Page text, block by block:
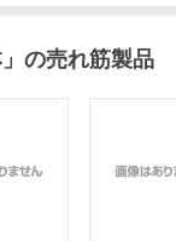
」の売れ筋製品